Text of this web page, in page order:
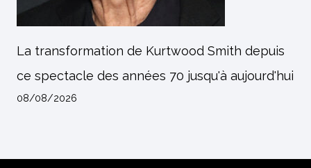
La transformation de Kurtwood Smith depuis
ce spectacle des années 70 jusqu'à aujourd'hui
08/08/2026